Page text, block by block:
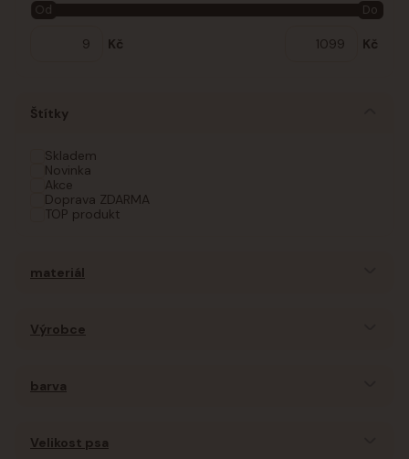
Kč
Od Do
Kč
Štítky
Skladem
Novinka
Akce
Doprava ZDARMA
TOP produkt
materiál
Výrobce
barva
Velikost psa